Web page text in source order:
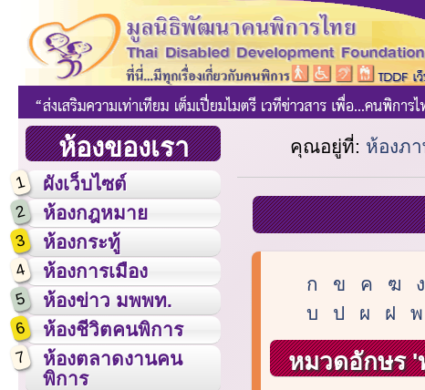
ห้องของเรา
1 ผังเว็บไซต์
2 ห้องกฎหมาย
3 ห้องกระทู้
4 ห้องการเมือง
5 ห้องข่าว มพพท.
6 ห้องชีวิตคนพิการ
7
ห้องตลาดงานคน
พิการ
คุณอยู่ที่: ห้องภ
ก ข ค ฆ ง
บ
ป ผ ฝ พ
หมวดอักษร '